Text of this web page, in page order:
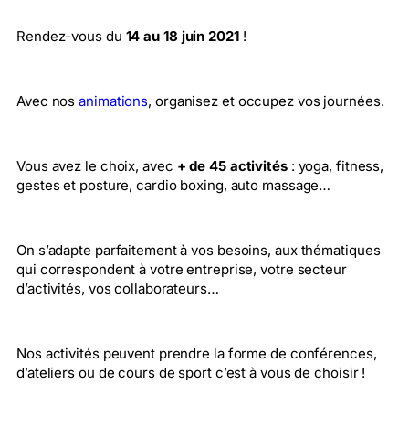
Rendez-vous du 14 au 18 juin 2021!
Avec nosanimations, organisez et occupez vos journées.
Vous avez le choix, avec + de 45 activités: yoga, fitness,
gestes et posture, cardio boxing, auto massage…
On s’adapte parfaitement à vos besoins, aux thématiques
qui correspondent à votre entreprise, votre secteur
d’activités, vos collaborateurs…
Nos activités peuvent prendre la forme de conférences,
d’ateliers ou de cours de sport c’est à vous de choisir !